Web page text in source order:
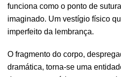
funciona como o ponto de
imaginado. Um vestígio físico
imperfeito da lembrança.
O fragmento do corpo,
dramática, torna-se uma